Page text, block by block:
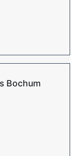
Bochum